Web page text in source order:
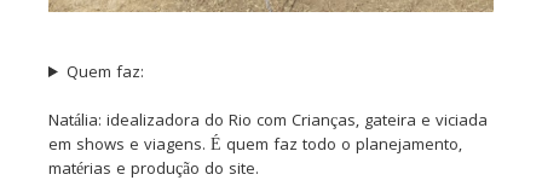
Quem faz:
Natália: idealizadora do Rio com Crianças, gateira e viciada
em shows e viagens. É quem faz todo o planejamento,
matérias e produção do site.